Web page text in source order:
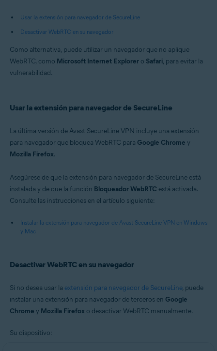
Usar la extensión para navegador de SecureLine
Desactivar WebRTC en su navegador
Como alternativa, puede utilizar un navegador que no aplique
WebRTC, como Microsoft Internet Explorer o Safari, para evitar la
vulnerabilidad.
Usar la extensión para navegador de SecureLine
La última versión de Avast SecureLine VPN incluye una extensión
para navegador que bloquea WebRTC para Google Chrome y
Mozilla Firefox.
Asegúrese de que la extensión para navegador de SecureLine está
instalada y de que la función Bloqueador WebRTC está activada.
Consulte las instrucciones en el artículo siguiente:
Instalar la extensión para navegador de Avast SecureLine VPN en Windows
y Mac
Desactivar WebRTC en su navegador
Si no desea usar la extensión para navegador de SecureLine, puede
instalar una extensión para navegador de terceros en Google
Chrome y Mozilla Firefox o desactivar WebRTC manualmente.
Su dispositivo: